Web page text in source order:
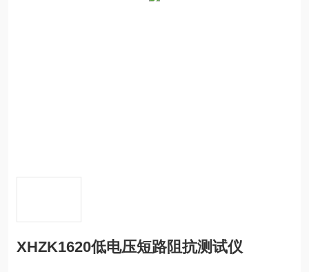
XHZK1620低电压短路阻抗测试仪